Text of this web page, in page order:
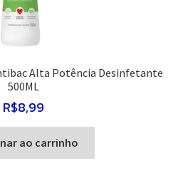
Alta Potência Desinfetante
500ML
R$8,99
ao carrinho